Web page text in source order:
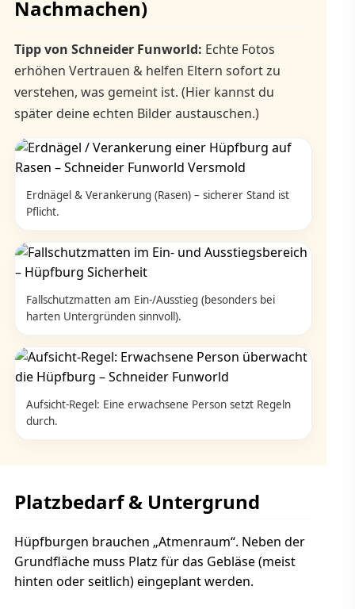
Nachmachen)
Tipp von Schneider Funworld: Echte Fotos
erhöhen Vertrauen & helfen Eltern sofort zu
verstehen, was gemeint ist. (Hier kannst du
später deine echten Bilder austauschen.)
Erdnägel & Verankerung (Rasen) – sicherer Stand ist
Pflicht.
Fallschutzmatten am Ein-/Ausstieg (besonders bei
harten Untergründen sinnvoll).
Aufsicht-Regel: Eine erwachsene Person setzt Regeln
durch.
Platzbedarf & Untergrund
Hüpfburgen brauchen „Atmenraum“. Neben der
Grundfläche muss Platz für das Gebläse (meist
hinten oder seitlich) eingeplant werden.